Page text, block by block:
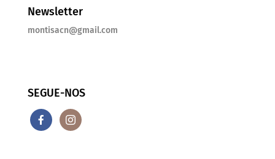
Newsletter
montisacn@gmail.com
SEGUE-NOS